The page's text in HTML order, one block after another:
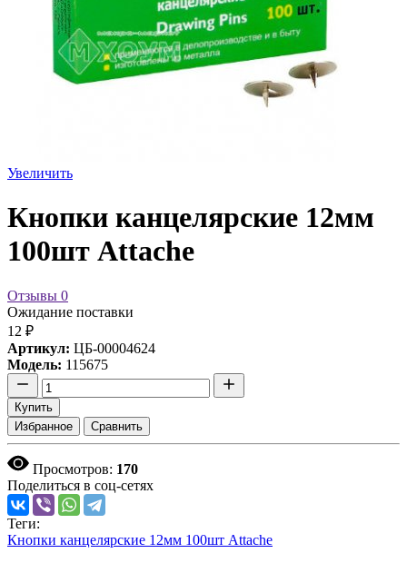
Увеличить
Кнопки канцелярские 12мм
100шт Attache
Отзывы 0
Ожидание поставки
12 ₽
Артикул: ЦБ-00004624
Модель: 115675
Купить
Избранное
Сравнить
Просмотров: 170
Поделиться в соц-сетях
Теги:
Кнопки канцелярские 12мм 100шт Attache